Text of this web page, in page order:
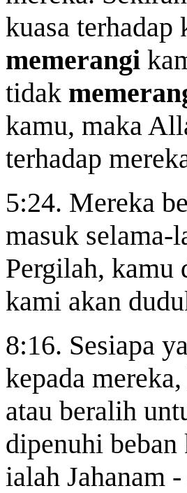
kuasa terhadap
memerangi
tidak
kamu, maka
terhadap
5:24. Mereka
masuk selama-
Pergilah, kamu
kami akan
8:16. Sesiapa
kepada
atau beralih
dipenuhi
ialah Jahanam